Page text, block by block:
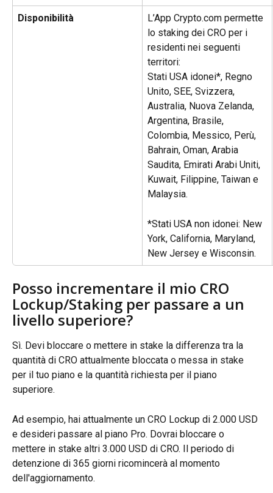
Disponibilità
L’App Crypto.com permette
lo staking dei CRO per i
residenti nei seguenti
territori:
Stati USA idonei*, Regno
Unito, SEE, Svizzera,
Australia, Nuova Zelanda,
Argentina, Brasile,
Colombia, Messico, Perù,
Bahrain, Oman, Arabia
Saudita, Emirati Arabi Uniti,
Kuwait, Filippine, Taiwan e
Malaysia.
*Stati USA non idonei: New
York, California, Maryland,
New Jersey e Wisconsin.
Posso incrementare il mio CRO
Lockup/Staking per passare a un
livello superiore?
Sì. Devi bloccare o mettere in stake la differenza tra la
quantità di CRO attualmente bloccata o messa in stake
per il tuo piano e la quantità richiesta per il piano
superiore.
Ad esempio, hai attualmente un CRO Lockup di 2.000 USD
e desideri passare al piano Pro. Dovrai bloccare o
mettere in stake altri 3.000 USD di CRO. Il periodo di
detenzione di 365 giorni ricomincerà al momento
dell'aggiornamento.